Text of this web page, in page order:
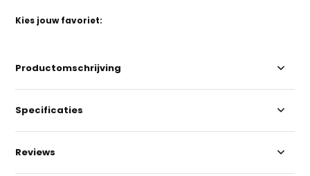
Kies jouw favoriet:
Productomschrijving
Specificaties
Reviews